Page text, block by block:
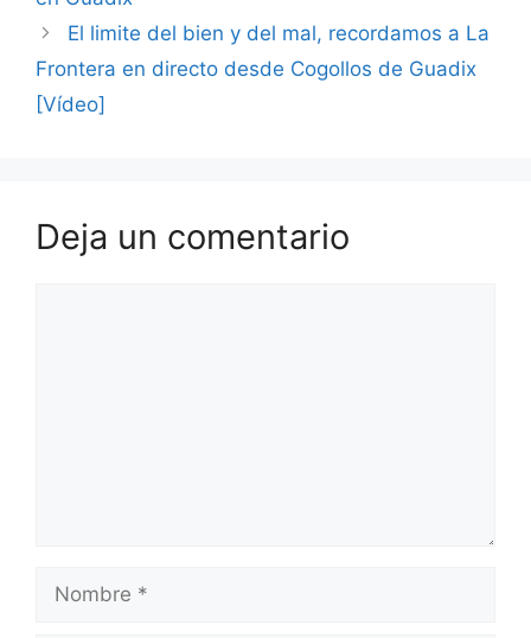
El limite del bien y del mal, recordamos a La
Frontera en directo desde Cogollos de Guadix
[Vídeo]
Deja un comentario